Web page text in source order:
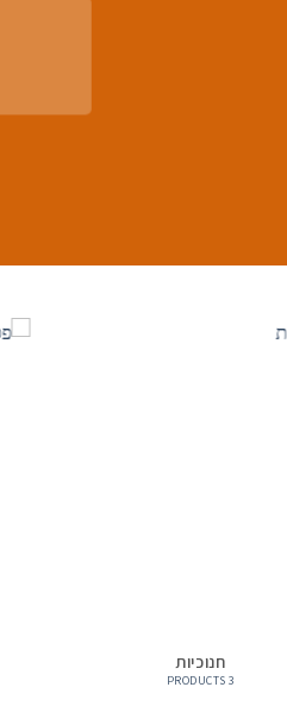
חנוכיות
3 PRODUCTS